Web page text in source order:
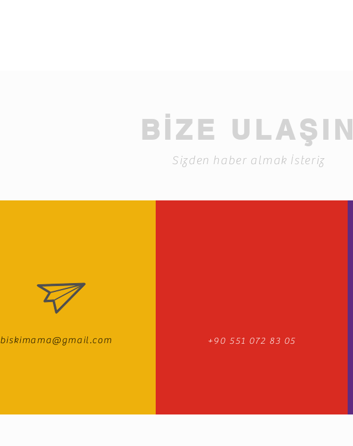
BİZE ULAŞIN
Sizden haber almak İsteriz
biskimama@gmail.com +90 551 072 83 05